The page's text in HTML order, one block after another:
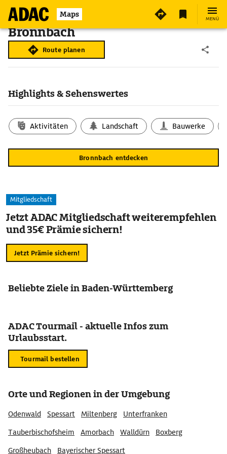
Maps MENÜ
Bronnbach
Route planen
Highlights & Sehenswertes
Aktivitäten Landschaft Bauwerke
Bronnbach entdecken
Mitgliedschaft
Jetzt ADAC Mitgliedschaft weiterempfehlen
und 35€ Prämie sichern!
Jetzt Prämie sichern!
Beliebte Ziele in Baden-Württemberg
ADAC Tourmail - aktuelle Infos zum
Urlaubsstart.
Tourmail bestellen
Orte und Regionen in der Umgebung
Odenwald Spessart Miltenberg
Unterfranken
Tauberbischofsheim
Amorbach Walldürn
Boxberg
Großheubach
Bayerischer Spessart